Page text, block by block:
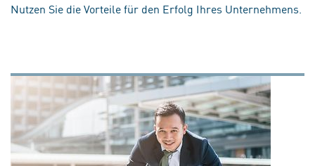
Nutzen Sie die Vorteile für den Erfolg Ihres Unternehmens.